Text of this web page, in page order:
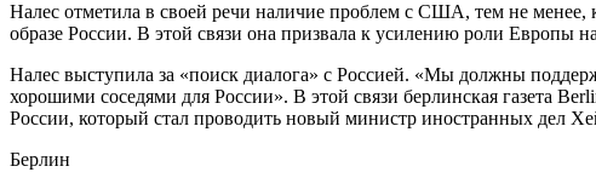
Налес отметила в своей речи наличие проблем с США, тем не менее,
образе России. В этой связи она призвала к усилению роли
Налес выступила за «поиск диалога» с Россией. «Мы должны
хорошими соседями для России». В этой связи берлинская газета
России, который стал проводить новый министр иностранных дел
Берлин